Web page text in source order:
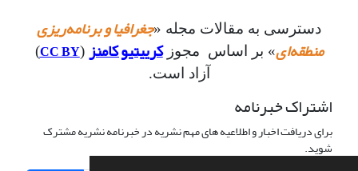
دسترسی به مقالات مجله «جغرافیا و برنامه‌ریزی
منطقه‌ای» بر اساس مجوزکرییتیو کامنز (
CC BY
)
آزاد است.
اشتراک خبرنامه
برای دریافت اخبار و اطلاعیه های مهم نشریه در خبرنامه نشریه مشترک
شوید.